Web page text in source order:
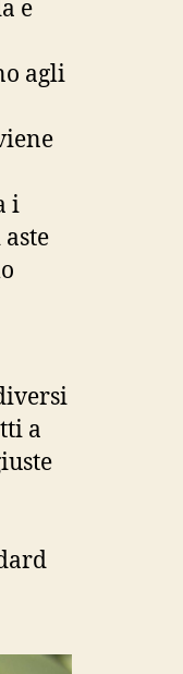
e
agli
i
a